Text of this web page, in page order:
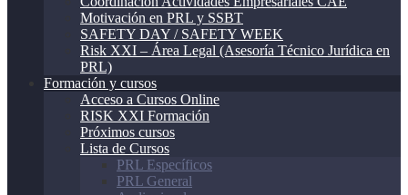
Motivación en PRL y SSBT
SAFETY DAY / SAFETY WEEK
Risk XXI – Área Legal (Asesoría Técnico Jurídica en
PRL)
Formación y cursos
Acceso a Cursos Online
RISK XXI Formación
Próximos cursos
Lista de Cursos
PRL Específicos
PRL General